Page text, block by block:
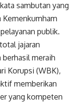
sambutan yang
Kemenkumham
publik.
jajaran
berhasil meraih
Korupsi (WBK),
memberikan
yang kompeten